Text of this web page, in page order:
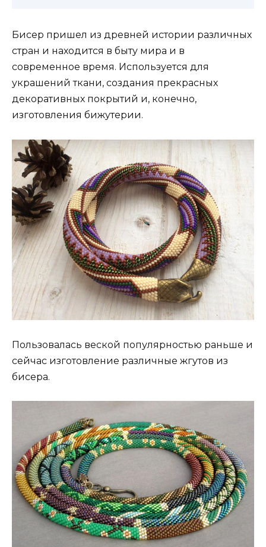
Бисер пришел из древней истории различных
стран и находится в быту мира и в
современное время. Используется для
украшений ткани, создания прекрасных
декоративных покрытий и, конечно,
изготовления бижутерии.
Пользовалась веской популярностью раньше и
сейчас изготовление различные жгутов из
бисера.